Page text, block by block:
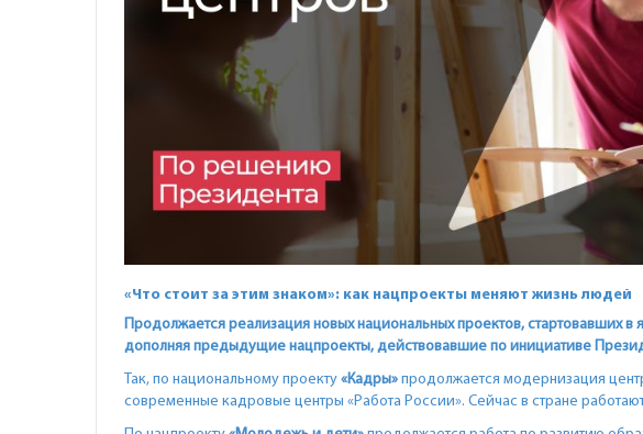
«Что стоит за этим знаком»: как нацпроекты меняют жизнь людей
Продолжается реализация новых национальных проектов, стартовавших
дополняя предыдущие нацпроекты, действовавшие по инициативе
Так, по национальному проекту «Кадры» продолжается модернизация
современные кадровые центры «Работа России». Сейчас в стране